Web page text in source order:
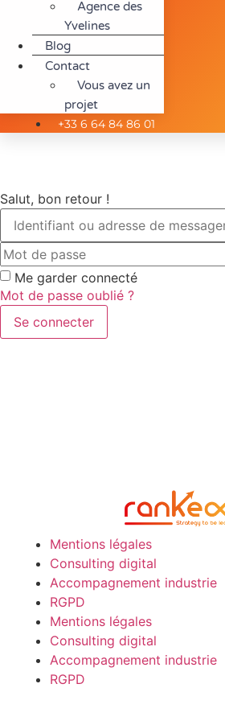
Agence des
Yvelines
Blog
Contact
Vous avez un
projet
+33 6 64 84 86 01
Salut, bon retour !
Me garder connecté
Mot de passe oublié ?
Se connecter
Mentions légales
Consulting digital
Accompagnement industrie
RGPD
Mentions légales
Consulting digital
Accompagnement industrie
RGPD